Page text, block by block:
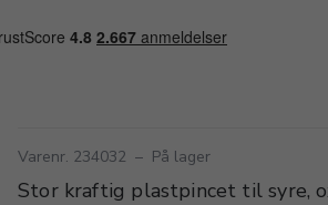
Varenr. 234032 – På lager
Stor kraftig plastpincet til syre,